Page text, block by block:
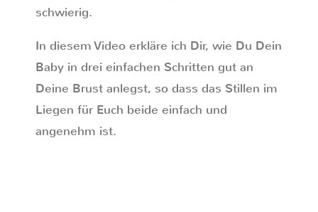
schwierig.
In diesem Video erkläre ich Dir, wie Du Dein
Baby in drei einfachen Schritten gut an
Deine Brust anlegst, so dass das Stillen im
Liegen für Euch beide einfach und
angenehm ist.